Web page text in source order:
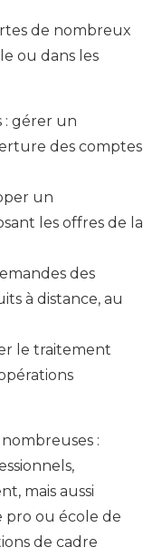
de nombreux
ou dans les
: gérer un
des comptes
un
les offres de la
des
à distance, au
le traitement
:
mais aussi
pro ou école de
de cadre